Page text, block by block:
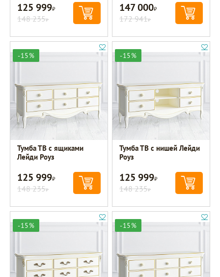
125 999Р
148 235Р
147 000Р
172 941Р
-15%
Тумба ТВ с ящиками
Лейди Роуз
125 999Р
148 235Р
-15%
Тумба ТВ с нишей Лейди
Роуз
125 999Р
148 235Р
-15% -15%